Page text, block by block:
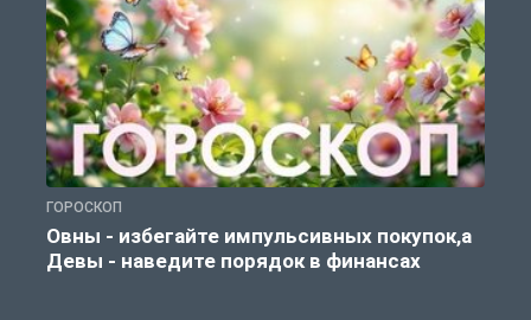
ГОРОСКОП
Овны - избегайте импульсивных покупок,а
Девы - наведите порядок в финансах